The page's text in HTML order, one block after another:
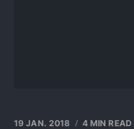
19 JAN. 2018 4 MIN READ